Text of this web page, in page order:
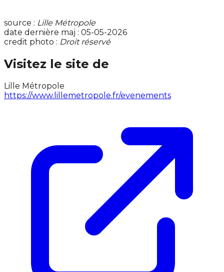
source : Lille Métropole
date dernière maj : 05-05-2026
credit photo : Droit réservé
Visitez le site de
Lille Métropole
https://www.lillemetropole.fr/evenements